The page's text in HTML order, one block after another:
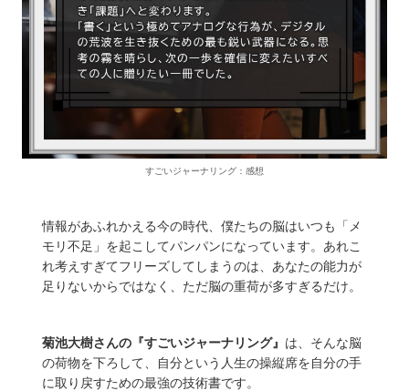
すごいジャーナリング：感想
情報があふれかえる今の時代、僕たちの脳はいつも「メ
モリ不足」を起こしてパンパンになっています。あれこ
れ考えすぎてフリーズしてしまうのは、あなたの能力が
足りないからではなく、ただ脳の重荷が多すぎるだけ。
菊池大樹さんの『すごいジャーナリング』 は、そんな脳
の荷物を下ろして、自分という人生の操縦席を自分の手
に取り戻すための最強の技術書です。